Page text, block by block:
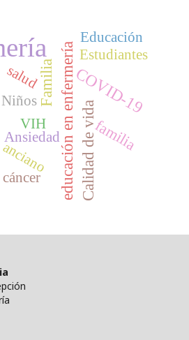
educación en enfermeríaCalidad de vida
COVID-19
Familia
familia
Ansiedad
Estudiantes
salud
Educación
VIH
anciano
cáncer
Niños